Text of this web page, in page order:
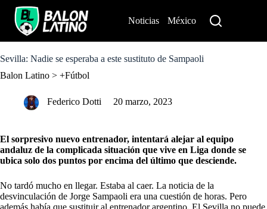
o
o
Noticias México
Sevilla: Nadie se esperaba a este sustituto de Sampaoli
Balon Latino > +Fútbol
Federico Dotti 20 marzo, 2023
El sorpresivo nuevo entrenador, intentará alejar al equipo
andaluz de la complicada situación que vive en Liga donde se
ubica solo dos puntos por encima del último que desciende.
No tardó mucho en llegar. Estaba al caer. La noticia de la
desvinculación de Jorge Sampaoli era una cuestión de horas. Pero
además había que sustituir al entrenador argentino. El Sevilla no puede